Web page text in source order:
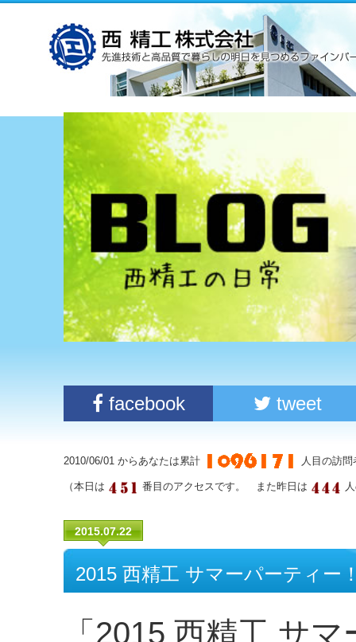
facebook tweet
2010/06/01 からあなたは累計 人目の訪
（本日は 番目のアクセスです。 また昨日は
2015.07.22
2015 西精工 サマーパーティ
「2015 西精工 サ